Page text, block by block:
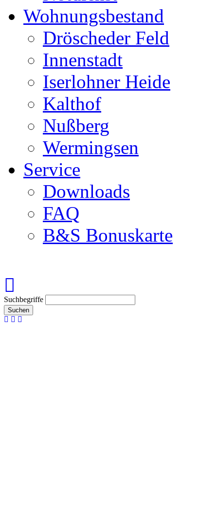
Wohnungsbestand
Dröscheder Feld
Innenstadt
Iserlohner Heide
Kalthof
Nußberg
Wermingsen
Service
Downloads
FAQ
B&S Bonuskarte
Suchbegriffe
Suchen